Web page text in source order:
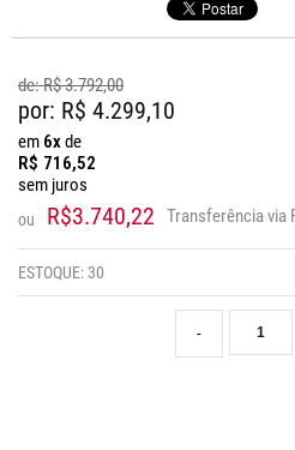
de: R$3.792,00
por: R$ 4.299,10
em 6xde
R$ 716,52
sem juros
ou R$3.740,22 Transferência via
ESTOQUE:30
-